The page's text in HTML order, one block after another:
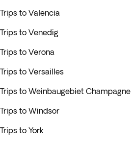
Trips to Valencia
Trips to Venedig
Trips to Verona
Trips to Versailles
Trips to Weinbaugebiet Champagne
Trips to Windsor
Trips to York